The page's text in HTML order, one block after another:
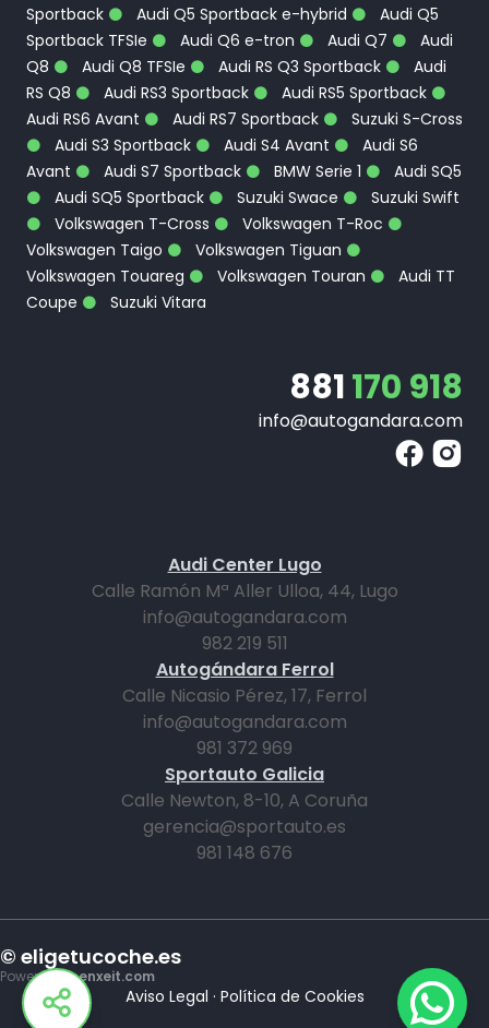
Sportback
Audi Q5 Sportback e-hybrid
Audi Q5
Sportback TFSIe
Audi Q6 e-tron Audi Q7
Audi
Q8
Audi Q8 TFSIe Audi RS Q3 Sportback
Audi
RS Q8
Audi RS3 Sportback
Audi RS5 Sportback
Audi RS6 Avant
Audi RS7 Sportback
Suzuki S-Cross
Audi S3 Sportback
Audi S4 Avant
Audi S6
Avant
Audi S7 Sportback BMW Serie 1
Audi SQ5
Audi SQ5 Sportback
Suzuki Swace
Suzuki Swift
Volkswagen T-Cross
Volkswagen T-Roc
Volkswagen Taigo
Volkswagen Tiguan
Volkswagen Touareg
Volkswagen Touran
Audi TT
Coupe
Suzuki Vitara
881170 918
info@autogandara.com
Audi Center Lugo
Calle Ramón Mª Aller Ulloa, 44, Lugo
info@autogandara.com
982 219 511
Autogándara Ferrol
Calle Nicasio Pérez, 17, Ferrol
info@autogandara.com
981 372 969
Sportauto Galicia
Calle Newton, 8-10, A Coruña
gerencia@sportauto.es
981 148 676
© eligetucoche.es
Powered byenxeit.com
Aviso Legal · Política de Cookies